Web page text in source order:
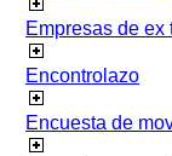
Empresas de ex
Encontrolazo
Encuesta de